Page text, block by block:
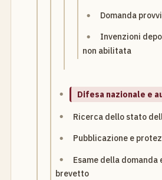
Domanda
Invenzioni
non abilitata
Difesa nazionale e
Ricerca dello stato
Pubblicazione e
Esame della domanda
brevetto